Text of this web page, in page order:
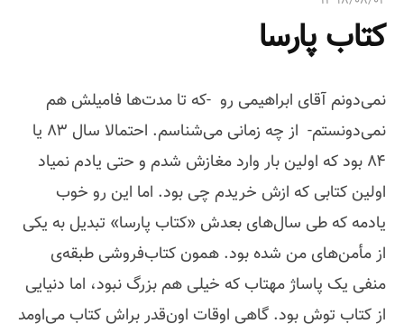
ی
:
کتاب پارسا
نمی‌دونم آقای ابراهیمی رو -که تا مدت‌ها فامیلش هم
نمی‌دونستم- از چه زمانی می‌شناسم. احتمالا سال ۸۳ یا
۸۴ بود که اولین بار وارد مغازش شدم و حتی یادم نمیاد
اولین کتابی که ازش خریدم چی بود. اما این رو خوب
یادمه که طی سال‌های بعدش «کتاب پارسا» تبدیل به یکی
از مأمن‌های من شده بود. همون کتاب‌فروشی طبقه‌ی
منفی یک پاساژ مهتاب که خیلی هم بزرگ نبود، اما دنیایی
از کتاب توش بود. گاهی اوقات اون‌قدر براش کتاب می‌اومد